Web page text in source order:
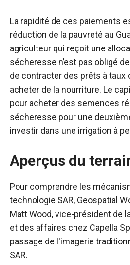
La rapidité de ces paiements
réduction de la pauvreté au
agriculteur qui reçoit une
sécheresse n’est pas obligé
de contracter des prêts à taux
acheter de la nourriture. Le
pour acheter des semences
sécheresse pour une
investir dans une irrigation à
Aperçus du
Pour comprendre les
technologie SAR, Geospatial
Matt Wood, vice-président de
et des affaires chez Capella
passage de l'imagerie
SAR.